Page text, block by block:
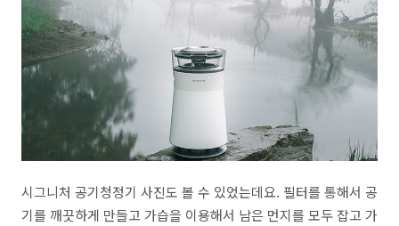
시그니처 공기청정기 사진도 볼 수 있었는데요. 필터를 통해서 공
기를 깨끗하게 만들고 가습을 이용해서 남은 먼지를 모두 잡고 가